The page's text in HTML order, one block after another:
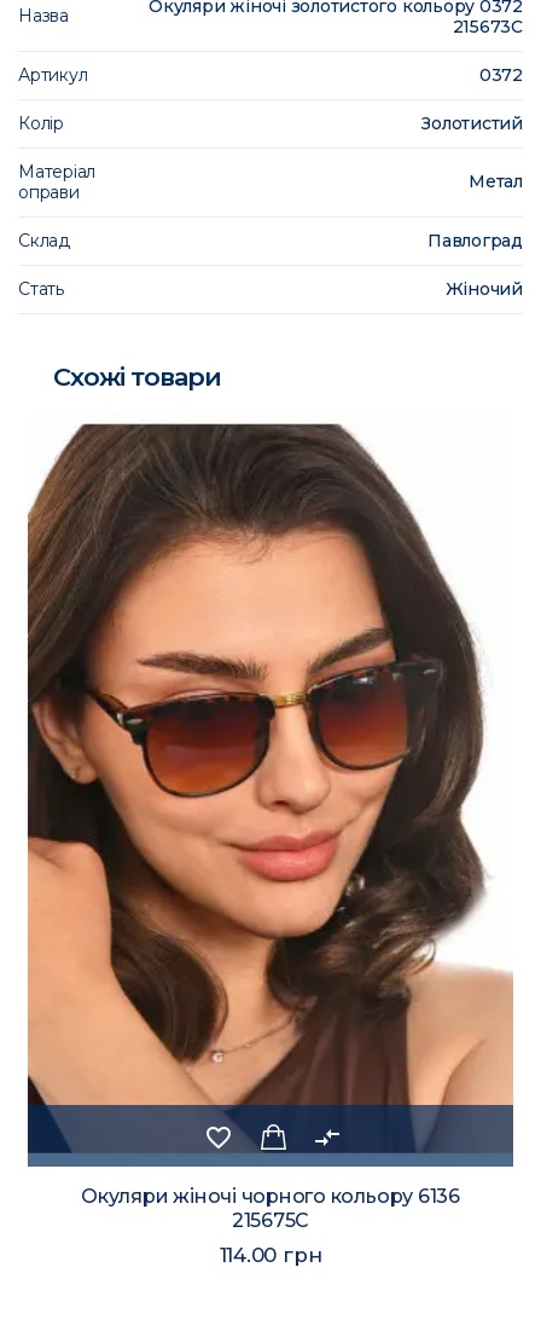
Назва
Окуляри жіночі золотистого кольору 0372
215673C
Артикул 0372
Колір Золотистий
Матеріал
оправи
Метал
Склад Павлоград
Стать Жіночий
Схожі товари
favorite_border compare_arrows
Окуляри жіночі чорного кольору 6136
215675C
114.00 грн